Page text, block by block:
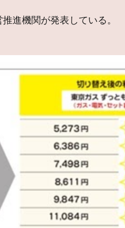
進機関が発表している。